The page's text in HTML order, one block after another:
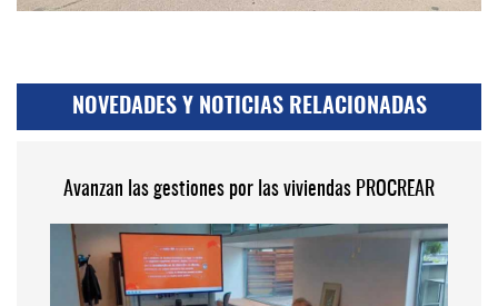
NOVEDADES Y NOTICIAS RELACIONADAS
Avanzan las gestiones por las viviendas PROCREAR